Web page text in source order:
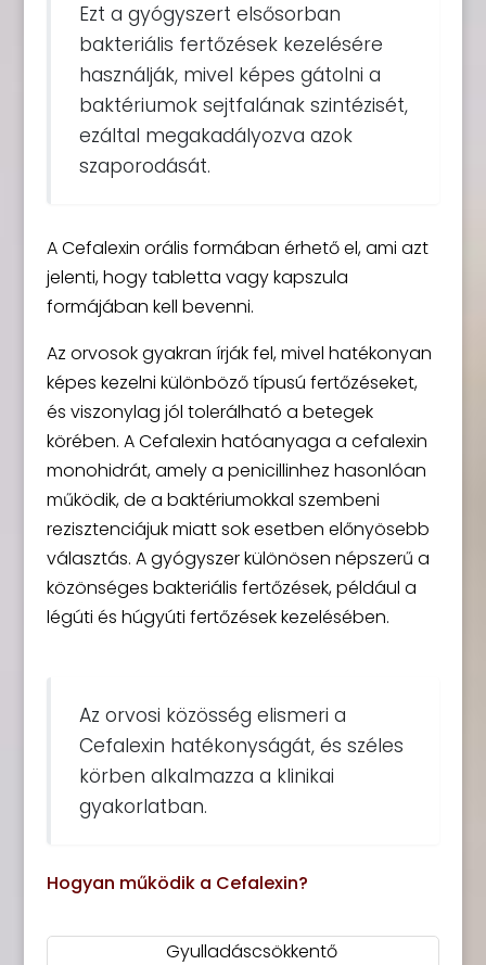
Ezt a gyógyszert elsősorban
bakteriális fertőzések kezelésére
használják, mivel képes gátolni a
baktériumok sejtfalának szintézisét,
ezáltal megakadályozva azok
szaporodását.
A Cefalexin orális formában érhető el, ami azt
jelenti, hogy tabletta vagy kapszula
formájában kell bevenni.
Az orvosok gyakran írják fel, mivel hatékonyan
képes kezelni különböző típusú fertőzéseket,
és viszonylag jól tolerálható a betegek
körében. A Cefalexin hatóanyaga a cefalexin
monohidrát, amely a penicillinhez hasonlóan
működik, de a baktériumokkal szembeni
rezisztenciájuk miatt sok esetben előnyösebb
választás. A gyógyszer különösen népszerű a
közönséges bakteriális fertőzések, például a
légúti és húgyúti fertőzések kezelésében.
Az orvosi közösség elismeri a
Cefalexin hatékonyságát, és széles
körben alkalmazza a klinikai
gyakorlatban.
Hogyan működik a Cefalexin?
Gyulladáscsökkentő